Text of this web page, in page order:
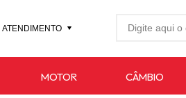
ATENDIMENTO
(47) 3027-4733
MOTOR CÂMBIO